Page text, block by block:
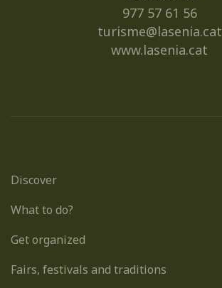
977 57 61 56
turisme@lasenia.cat
www.lasenia.cat
Discover
What to do?
Get organized
Fairs, festivals and traditions